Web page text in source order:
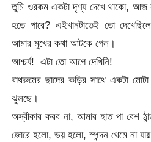
তুমি ওরকম একটা দৃশ্য দেখে থাকো, আজ
হতে পারে? এইখানটাতেই তো
আমার মুখের কথা আটকে গেল।
আশ্চর্য! এটা তো আগে দেখিনি!
বাথরুমের ছাদের কড়ির সাথে একটা
ঝুলছে।
অস্বীকার করব না, আমার হাত পা বেশ
জোরে হলো, ভয় হলো, স্পন্দন থেমে না